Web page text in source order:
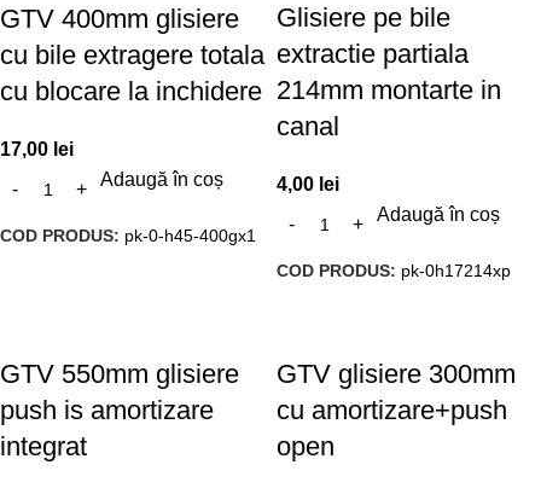
GTV 400mm glisiere
cu bile extragere totala
cu blocare la inchidere
17,00 lei
Adaugă în coș
COD PRODUS: pk-0-h45-400gx1
Glisiere pe bile
extractie partiala
214mm montarte in
canal
4,00 lei
Adaugă în coș
COD PRODUS: pk-0h17214xp
GTV 550mm glisiere
push is amortizare
integrat
GTV glisiere 300mm
cu amortizare+push
open